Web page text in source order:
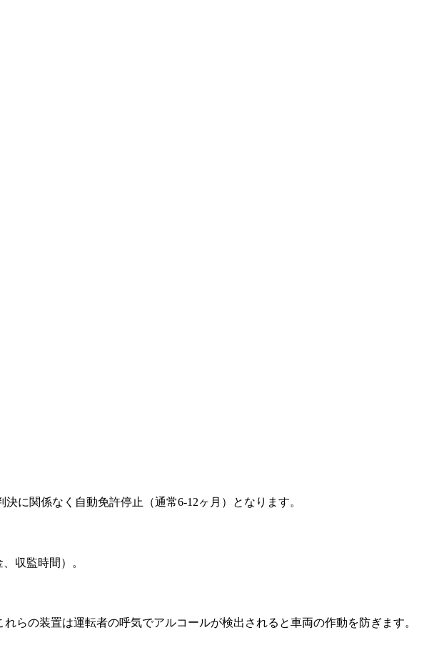
に関係なく自動免許停止（通常6-12ヶ月）となります。
収監時間）。
らの装置は運転者の呼気でアルコールが検出されると車両の作動を防ぎます。